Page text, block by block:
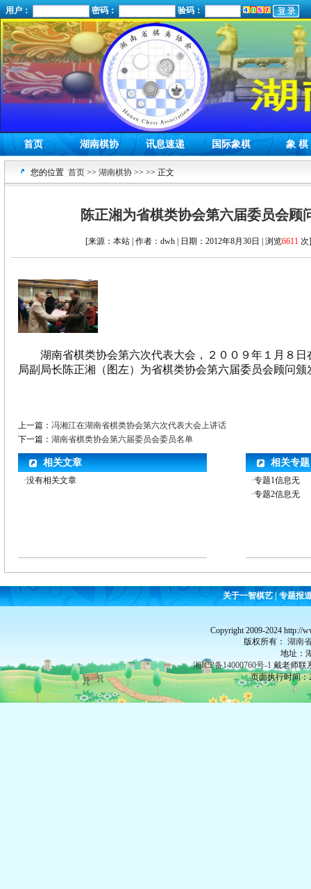
用户： 密码： 验码：
首页 湖南棋协 讯息速递 国际象棋 象 棋
您的位置 首页 >> 湖南棋协 >> >> 正文
陈正湘为省棋类协会第六届委员会顾
[来源：本站 | 作者：dwh | 日期：2012年8月30日 | 浏览6611
湖南省棋类协会第六次代表大会，２００９年１月８日
局副局长陈正湘（图左）为省棋类协会第六届委员会顾问
上一篇： 冯湘江在湖南省棋类协会第六次代表大会上讲话
下一篇： 湖南省棋类协会第六届委员会委员名单
相关文章
·没有相关文章
相关专题
·专题1信息无
·专题2信息无
关于一智棋艺 专题报
Copyright 2009-2024 http://
版权所有： 湖南
地址：
湘ICP备14000760号-1 戴老师联
页面执行时间